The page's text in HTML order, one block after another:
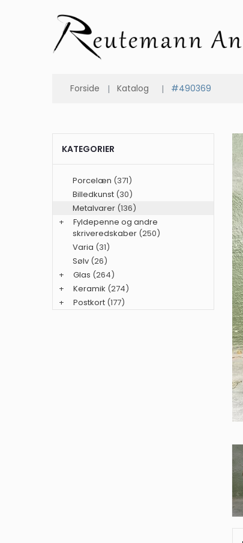
Forside Katalog #490369
KATEGORIER
Porcelæn (371)
Billedkunst (30)
Metalvarer (136)
+
Fyldepenne og andre
skriveredskaber (250)
Varia (31)
Sølv (26)
+
Glas (264)
+
Keramik (274)
+
Postkort (177)